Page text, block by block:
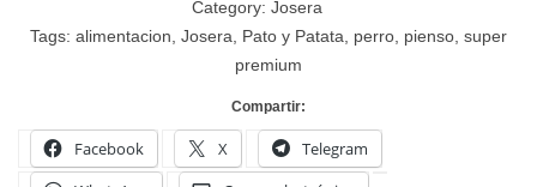
Category: Josera
Tags: alimentacion Josera Pato y Patata perro pienso super
premium
Compartir:
Facebook X
Telegram